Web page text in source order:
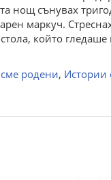
нощ сънувах
маркуч.
който
родени, Истории